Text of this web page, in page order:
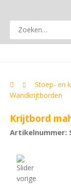
Stoep- en
Wandkrijtborden
Krijtbord
Artikelnummer: